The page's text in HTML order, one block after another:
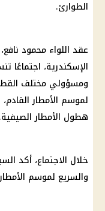
الطوارئ.
عقد اللواء محمود
الإسكندرية، اجتماعًا
ومسؤولي مختلف
لموسم الأمطار
هطول الأمطار الصيفية.
خلال الاجتماع، أكد
والسريع لموسم